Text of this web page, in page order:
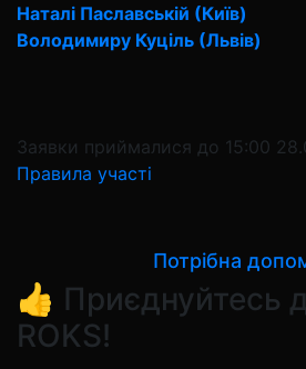
Наталі Паславській (Київ)
Володимиру Куціль (Львів)
Заявки приймалися до 15:00
Правила участі
Потрібна
👍 Приєднуйтесь
ROKS!